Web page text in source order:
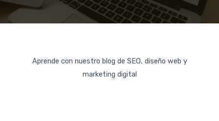
Aprende con nuestro blog de SEO, diseño web y
marketing digital